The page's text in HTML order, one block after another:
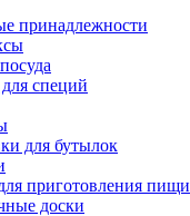
принадлежности
специй
для бутылок
приготовления пищи
доски